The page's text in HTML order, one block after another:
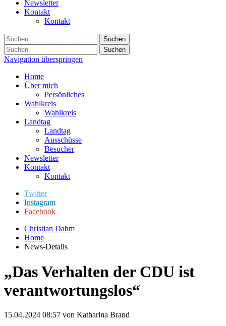
Newsletter
Kontakt
Kontakt
Suchen
Suchen
Navigation überspringen
Home
Über mich
Persönliches
Wahlkreis
Wahlkreis
Landtag
Landtag
Ausschüsse
Besucher
Newsletter
Kontakt
Kontakt
Twitter
Instagram
Facebook
Christian Dahm
Home
News-Details
„Das Verhalten der CDU ist
verantwortungslos“
15.04.2024 08:57 von Katharina Brand